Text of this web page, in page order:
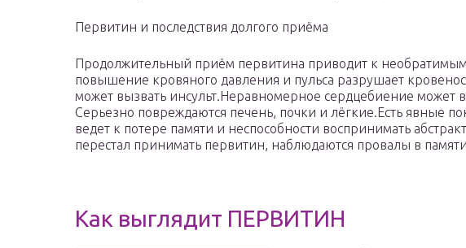
Первитин и последствия долгого приёма
Продолжительный приём первитина приводит к
повышение кровяного давления и пульса разрушает
может вызвать инсульт.Неравномерное сердцебиение может
Серьезно повреждаются печень, почки и лёгкие.Есть явные
ведет к потере памяти и неспособности воспринимать
перестал принимать первитин, наблюдаются провалы в
Как выглядит ПЕРВИТИН